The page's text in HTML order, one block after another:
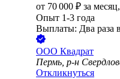
от 70 000 ₽ за месяц,
Опыт 1-3 года
Выплаты: Два раза
ООО Квадрат
Пермь, р-н
Откликнуться